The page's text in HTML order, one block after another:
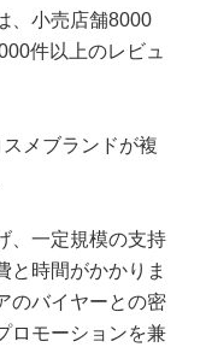
、小売店舗8000
件以上のレビュ
メブランドが複
、一定規模の支持
と時間がかかりま
のバイヤーとの密
ロモーションを兼